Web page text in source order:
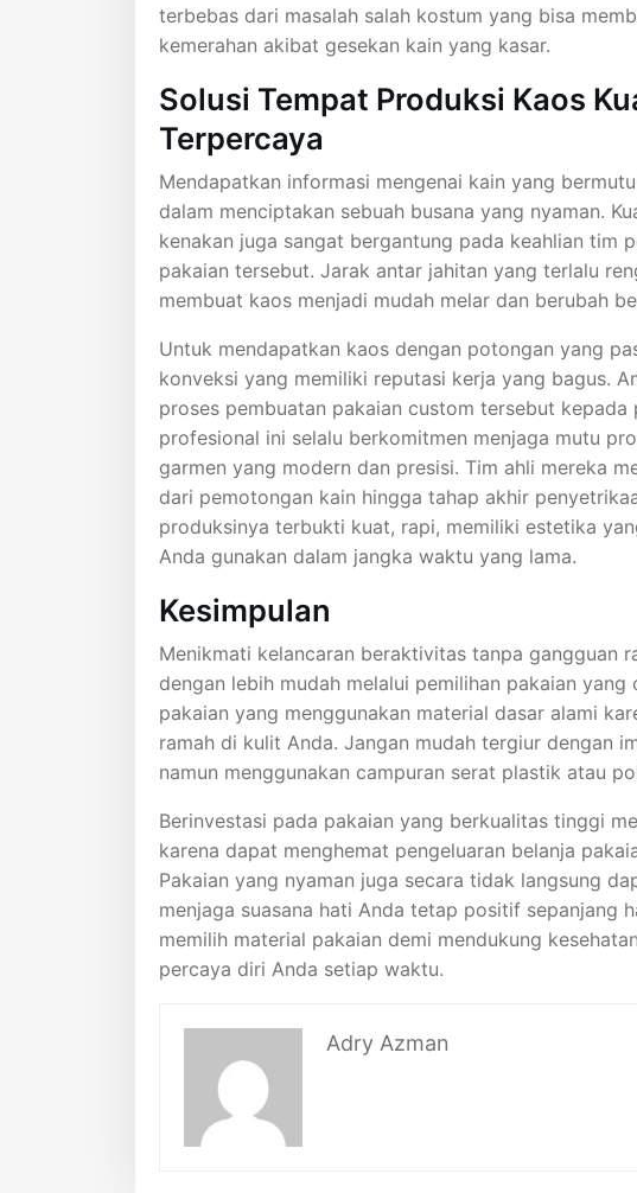
terbebas dari masalah salah kostum yang bisa
kemerahan akibat gesekan kain yang kasar.
Solusi Tempat Produksi Kaos
Terpercaya
Mendapatkan informasi mengenai kain yang
dalam menciptakan sebuah busana yang nyaman.
kenakan juga sangat bergantung pada keahlian tim
pakaian tersebut. Jarak antar jahitan yang terlalu
membuat kaos menjadi mudah melar dan berubah
Untuk mendapatkan kaos dengan potongan yang
konveksi yang memiliki reputasi kerja yang bagus.
proses pembuatan pakaian custom tersebut kepada
profesional ini selalu berkomitmen menjaga mutu
garmen yang modern dan presisi. Tim ahli mereka
dari pemotongan kain hingga tahap akhir
produksinya terbukti kuat, rapi, memiliki estetika
Anda gunakan dalam jangka waktu yang lama.
Kesimpulan
Menikmati kelancaran beraktivitas tanpa gangguan
dengan lebih mudah melalui pemilihan pakaian
pakaian yang menggunakan material dasar alami
ramah di kulit Anda. Jangan mudah tergiur dengan
namun menggunakan campuran serat plastik atau
Berinvestasi pada pakaian yang berkualitas tinggi
karena dapat menghemat pengeluaran belanja
Pakaian yang nyaman juga secara tidak langsung
menjaga suasana hati Anda tetap positif sepanjang
memilih material pakaian demi mendukung
percaya diri Anda setiap waktu.
Adry Azman